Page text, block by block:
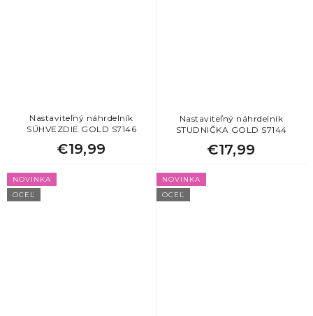
Nastaviteľný náhrdelník
SÚHVEZDIE GOLD S7146
€19,99
Nastaviteľný náhrdelník
STUDNIČKA GOLD S7144
€17,99
NOVINKA
OCEĽ
NOVINKA
OCEĽ